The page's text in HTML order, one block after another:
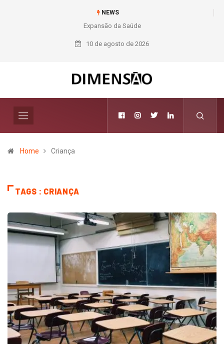
NEWS
Expansão da Saúde Nichele completa
50 anos com 14
varejistas de
10 de agosto de 2026
Home Criança
TAGS : CRIANÇA